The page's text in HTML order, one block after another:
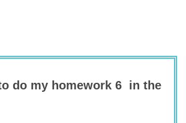
do my homework 6 in the